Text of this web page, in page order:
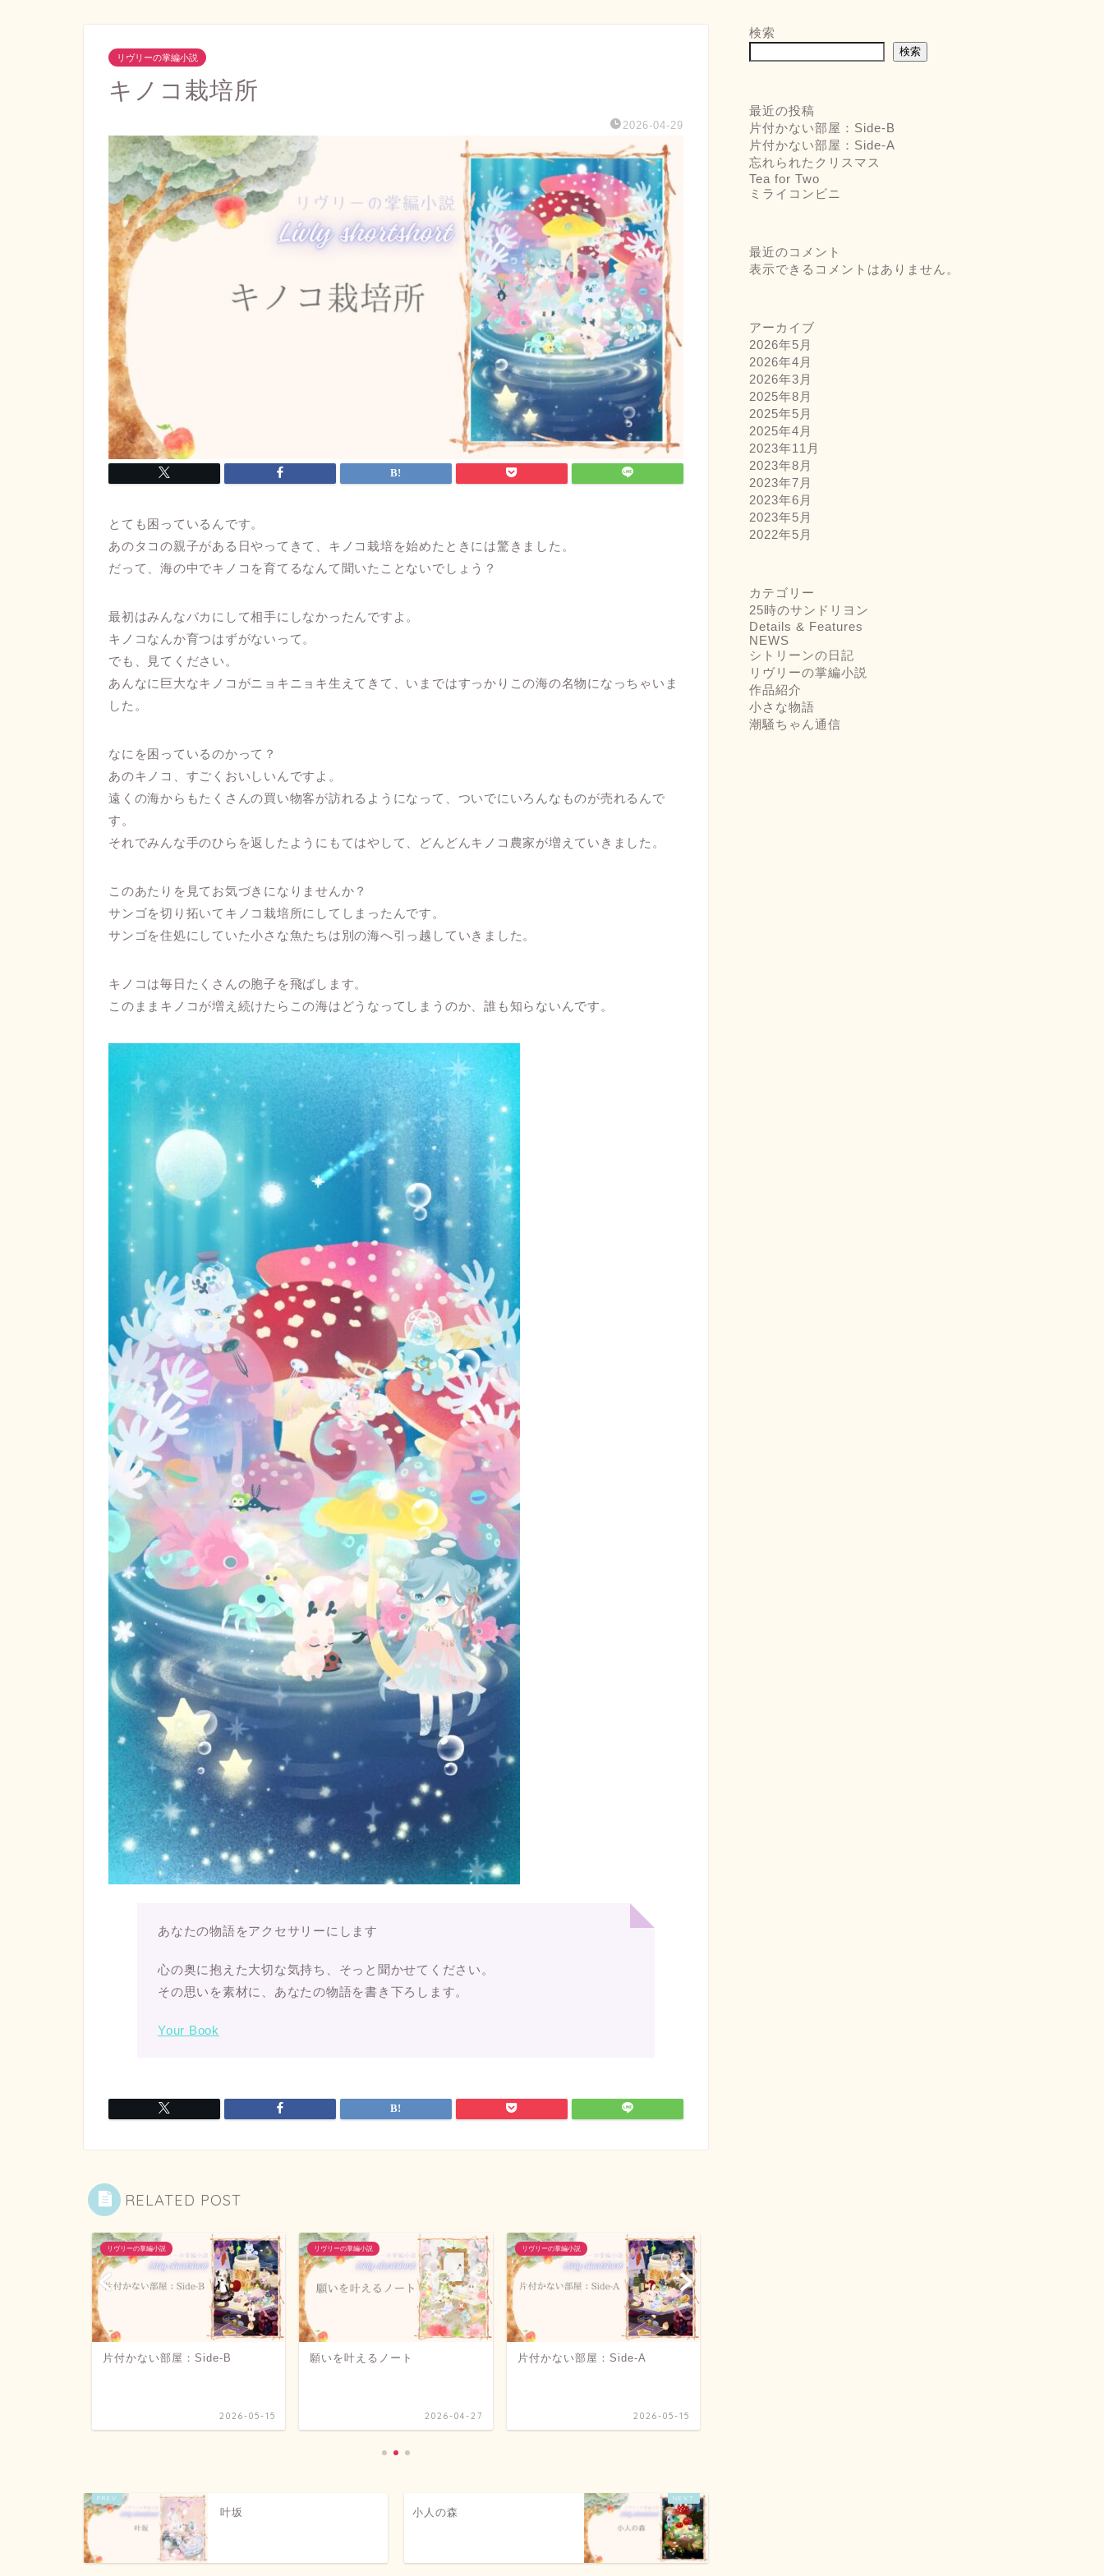
リヴリーの掌編小説
キノコ栽培所
2026-04-29
とても困っているんです。
あのタコの親子がある日やってきて、キノコ栽培を始めたときには驚きました。
だって、海の中でキノコを育てるなんて聞いたことないでしょう？
最初はみんなバカにして相手にしなかったんですよ。
キノコなんか育つはずがないって。
でも、見てください。
あんなに巨大なキノコがニョキニョキ生えてきて、いまではすっかりこの海の名物になっちゃいま
した。
なにを困っているのかって？
あのキノコ、すごくおいしいんですよ。
遠くの海からもたくさんの買い物客が訪れるようになって、ついでにいろんなものが売れるんで
す。
それでみんな手のひらを返したようにもてはやして、どんどんキノコ農家が増えていきました。
このあたりを見てお気づきになりませんか？
サンゴを切り拓いてキノコ栽培所にしてしまったんです。
サンゴを住処にしていた小さな魚たちは別の海へ引っ越していきました。
キノコは毎日たくさんの胞子を飛ばします。
このままキノコが増え続けたらこの海はどうなってしまうのか、誰も知らないんです。
あなたの物語をアクセサリーにします
心の奥に抱えた大切な気持ち、そっと聞かせてください。
その思いを素材に、あなたの物語を書き下ろします。
Your Book
RELATED POST
リヴリーの掌編小説
片付かない部屋：Side-B
2026-05-15
リヴリーの掌編小説
願いを叶えるノート
2026-04-27
リヴリーの掌編小説
片付かない部屋：Side-A
2026-05-15
叶坂 小人の森
検索
検索
最近の投稿
片付かない部屋：Side-B
片付かない部屋：Side-A
忘れられたクリスマス
Tea for Two
ミライコンビニ
最近のコメント
表示できるコメントはありません。
アーカイブ
2026年5月
2026年4月
2026年3月
2025年8月
2025年5月
2025年4月
2023年11月
2023年8月
2023年7月
2023年6月
2023年5月
2022年5月
カテゴリー
25時のサンドリヨン
Details & Features
NEWS
シトリーンの日記
リヴリーの掌編小説
作品紹介
小さな物語
潮騒ちゃん通信